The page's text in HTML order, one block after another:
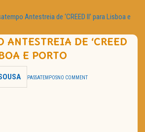
Antestreia de ‘CREED II’ para Lisboa e
ANTESTREIA DE ‘CREED
E PORTO
PASSATEMPOSNO COMMENT